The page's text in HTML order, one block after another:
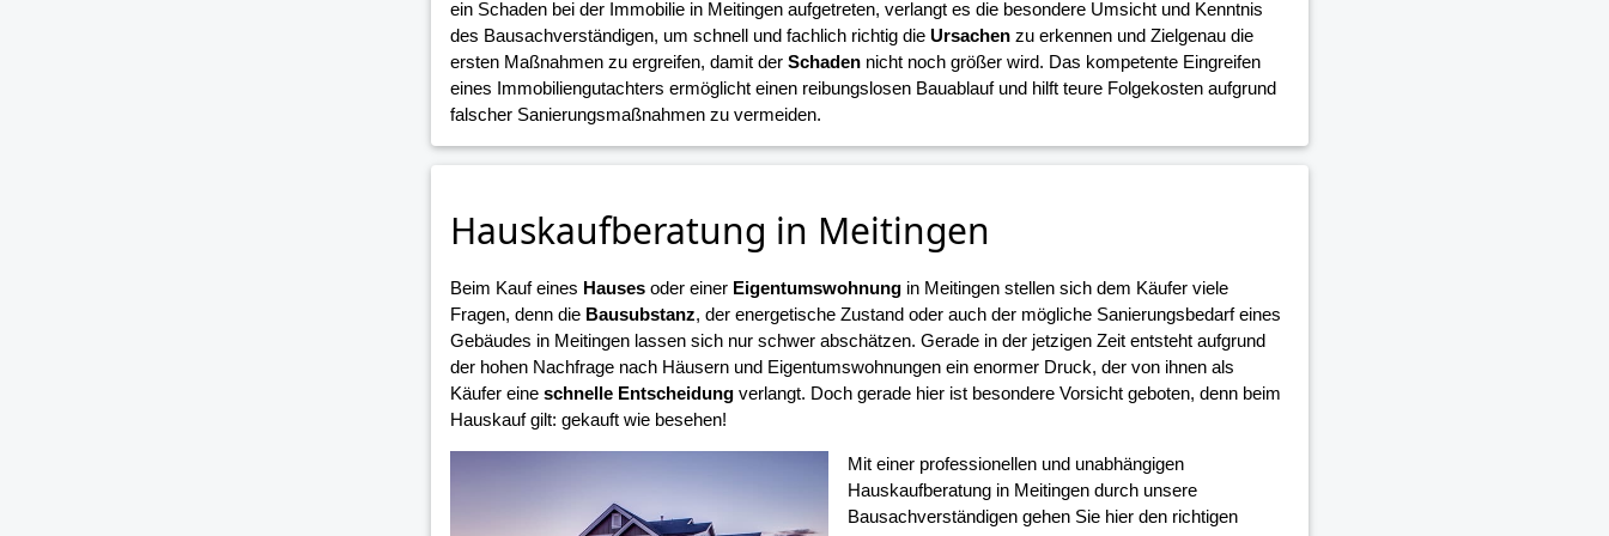
ein Schaden bei der Immobilie in Meitingen aufgetreten, verlangt es die besondere Umsicht und Kenntnis
des Bausachverständigen, um schnell und fachlich richtig die Ursachenzu erkennen und Zielgenau die
ersten Maßnahmen zu ergreifen, damit der Schadennicht noch größer wird. Das kompetente Eingreifen
eines Immobiliengutachters ermöglicht einen reibungslosen Bauablauf und hilft teure Folgekosten aufgrund
falscher Sanierungsmaßnahmen zu vermeiden.
Hauskaufberatung in Meitingen
Beim Kauf eines Hausesoder einer Eigentumswohnungin Meitingen stellen sich dem Käufer viele
Fragen, denn die Bausubstanz, der energetische Zustand oder auch der mögliche Sanierungsbedarf eines
Gebäudes in Meitingen lassen sich nur schwer abschätzen. Gerade in der jetzigen Zeit entsteht aufgrund
der hohen Nachfrage nach Häusern und Eigentumswohnungen ein enormer Druck, der von ihnen als
Käufer eine schnelle Entscheidungverlangt. Doch gerade hier ist besondere Vorsicht geboten, denn beim
Hauskauf gilt: gekauft wie besehen!
Mit einer professionellen und unabhängigen
Hauskaufberatung in Meitingen durch unsere
Bausachverständigen gehen Sie hier den richtigen